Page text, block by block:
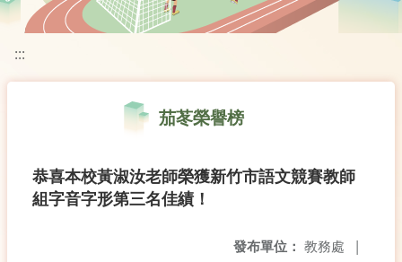
:::
茄苳榮譽榜
恭喜本校黃淑汝老師榮獲新竹市語文競賽教師
組字音字形第三名佳績！
發布單位： 教務處 |